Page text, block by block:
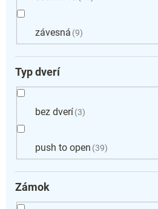
závesná 9
Typ dverí
bez dverí 3
push to open 39
Zámok